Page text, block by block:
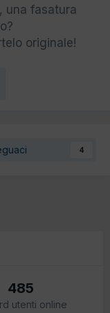
una fasatura
originale!
4
485
utenti online